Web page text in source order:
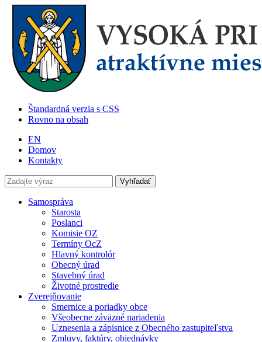
Štandardná verzia s CSS
Rovno na obsah
EN
Domov
Kontakty
Samospráva
Starosta
Poslanci
Komisie OZ
Termíny OcZ
Hlavný kontrolór
Obecný úrad
Stavebný úrad
Životné prostredie
Zverejňovanie
Smernice a poriadky obce
Všeobecne záväzné nariadenia
Uznesenia a zápisnice z Obecného zastupiteľstva
Zmluvy, faktúry, objednávky